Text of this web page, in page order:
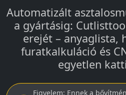
Automatizált
a gyártásig:
erejét – anyaglista,
furatkalkuláció és
egyetlen
Figyelem: Ennek a